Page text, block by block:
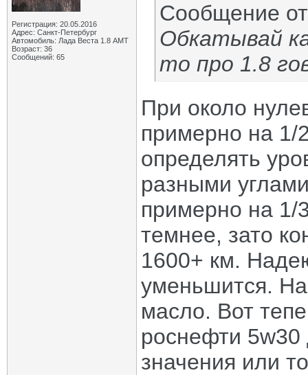
Регистрация: 20.05.2016
Адрес: Санкт-Петербург
Автомобиль: Лада Веста 1.8 АМТ
Возраст: 36
Сообщений: 65
Сообщение
Обкатывай
то про 1.8
При около
примерно на 1/
определять
разными
примерно на 1/
темнее, зато
1600+ км.
уменьшится.
масло. Вот
роснефти 5w30
значения или